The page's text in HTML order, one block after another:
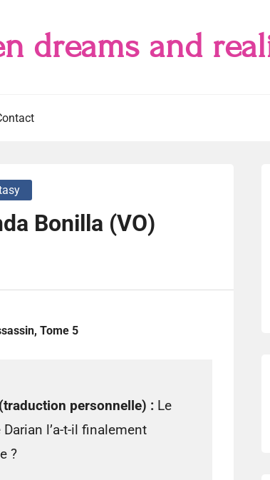
dreams and
Bonilla (VO)
Tome 5
personnelle) : Le
l’a-t-il finalement
?